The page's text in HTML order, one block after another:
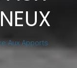
Aux Apports